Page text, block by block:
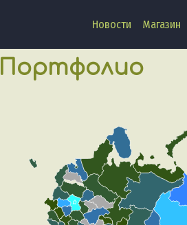
Новости Магазин
Портфолио